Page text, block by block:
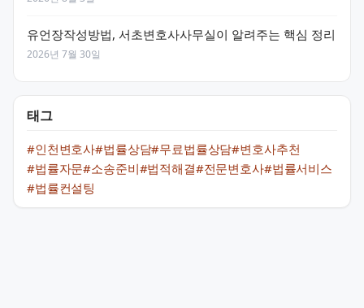
유언장작성방법, 서초변호사사무실이 알려주는 핵심 정리
2026년 7월 30일
태그
#인천변호사#법률상담#무료법률상담#변호사추천
#법률자문#소송준비#법적해결#전문변호사#법률서비스
#법률컨설팅